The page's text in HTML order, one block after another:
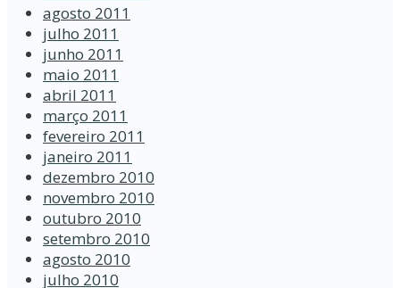
agosto 2011
julho 2011
junho 2011
maio 2011
abril 2011
março 2011
fevereiro 2011
janeiro 2011
dezembro 2010
novembro 2010
outubro 2010
setembro 2010
agosto 2010
julho 2010